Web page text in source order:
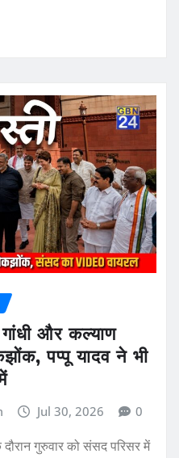
और कल्याण
पप्पू यादव ने भी
Jul 30, 2026 0
गुरुवार को संसद परिसर में